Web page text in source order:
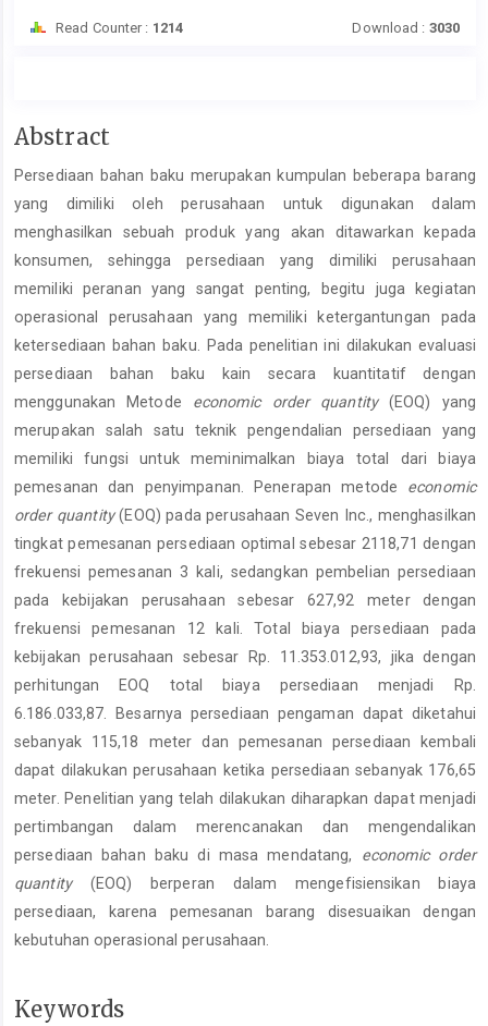
Read Counter : 1214 Download : 3030
Main
Content
Abstract
Persediaan bahan baku merupakan kumpulan beberapa barang
yang dimiliki oleh perusahaan untuk digunakan dalam
menghasilkan sebuah produk yang akan ditawarkan kepada
konsumen, sehingga persediaan yang dimiliki perusahaan
memiliki peranan yang sangat penting, begitu juga kegiatan
operasional perusahaan yang memiliki ketergantungan pada
ketersediaan bahan baku. Pada penelitian ini dilakukan evaluasi
persediaan bahan baku kain secara kuantitatif dengan
menggunakan Metode economic order quantity(EOQ) yang
merupakan salah satu teknik pengendalian persediaan yang
memiliki fungsi untuk meminimalkan biaya total dari biaya
pemesanan dan penyimpanan. Penerapan metode economic
order quantity(EOQ) pada perusahaan Seven Inc., menghasilkan
tingkat pemesanan persediaan optimal sebesar 2118,71 dengan
frekuensi pemesanan 3 kali, sedangkan pembelian persediaan
pada kebijakan perusahaan sebesar 627,92 meter dengan
frekuensi pemesanan 12 kali. Total biaya persediaan pada
kebijakan perusahaan sebesar Rp. 11.353.012,93, jika dengan
perhitungan EOQ total biaya persediaan menjadi Rp.
6.186.033,87. Besarnya persediaan pengaman dapat diketahui
sebanyak 115,18 meter dan pemesanan persediaan kembali
dapat dilakukan perusahaan ketika persediaan sebanyak 176,65
meter. Penelitian yang telah dilakukan diharapkan dapat menjadi
pertimbangan dalam merencanakan dan mengendalikan
persediaan bahan baku di masa mendatang, economic order
quantity(EOQ) berperan dalam mengefisiensikan biaya
persediaan, karena pemesanan barang disesuaikan dengan
kebutuhan operasional perusahaan.
Keywords